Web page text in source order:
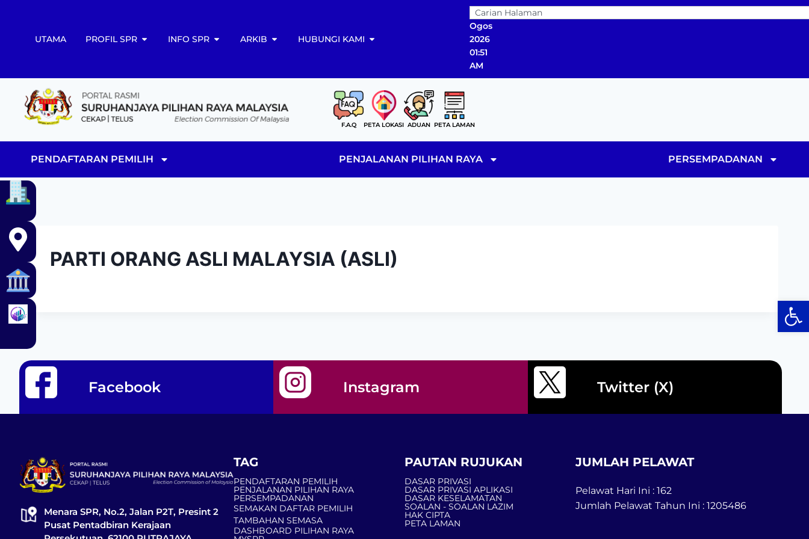
UTAMA PROFIL SPR INFO SPR ARKIB HUBUNGI KAMI
07
Ogos
2026
01:51
AM
F.A.Q PETA LOKASI ADUAN PETA LAMAN
PENDAFTARAN PEMILIH PENJALANAN PILIHAN RAYA PERSEMPADANAN
PARTI ORANG ASLI MALAYSIA (ASLI)
Facebook Instagram Twitter (X)
Menara SPR, No.2, Jalan P2T, Presint 2
Pusat Pentadbiran Kerajaan
TAG
PENDAFTARAN PEMILIH
PENJALANAN PILIHAN RAYA
PERSEMPADANAN
SEMAKAN DAFTAR PEMILIH
TAMBAHAN SEMASA
DASHBOARD PILIHAN RAYA
PAUTAN RUJUKAN
DASAR PRIVASI
DASAR PRIVASI APLIKASI
DASAR KESELAMATAN
SOALAN - SOALAN LAZIM
HAK CIPTA
PETA LAMAN
JUMLAH PELAWAT
Pelawat Hari Ini : 162
Jumlah Pelawat Tahun Ini : 1205486